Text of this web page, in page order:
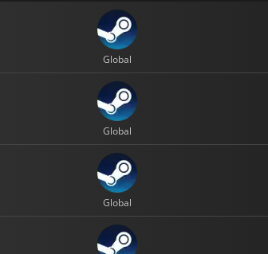
Global
Global
Global